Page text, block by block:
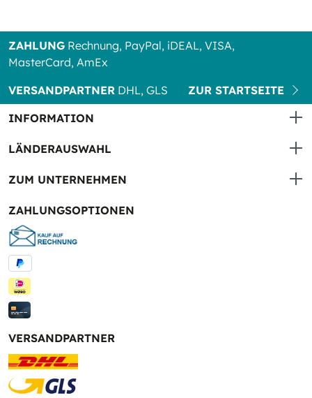
ZAHLUNG Rechnung, PayPal, iDEAL, VISA,
MasterCard, AmEx
VERSANDPARTNER DHL, GLS
ZUR STARTSEITE
INFORMATION
LÄNDERAUSWAHL
ZUM UNTERNEHMEN
ZAHLUNGSOPTIONEN
VERSANDPARTNER